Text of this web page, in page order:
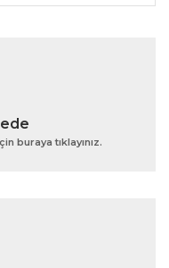
açıklamalarında ve
bulunuyor.
buraya tıklayınız.